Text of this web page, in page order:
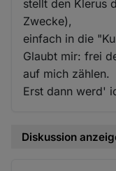
stellt den Klerus
Zwecke),
einfach in die
Glaubt mir: frei
auf mich zählen.
Erst dann werd'
Diskussion